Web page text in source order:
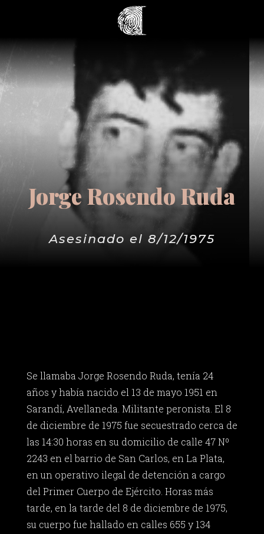
Jorge Rosendo Ruda
Asesinado el 8/12/1975
Se llamaba Jorge Rosendo Ruda, tenía 24
años y había nacido el 13 de mayo 1951 en
Sarandí, Avellaneda. Militante peronista. El 8
de diciembre de 1975 fue secuestrado cerca de
las 14:30 horas en su domicilio de calle 47 Nº
2243 en el barrio de San Carlos, en La Plata,
en un operativo ilegal de detención a cargo
del Primer Cuerpo de Ejército. Horas más
tarde, en la tarde del 8 de diciembre de 1975,
su cuerpo fue hallado en calles 655 y 134